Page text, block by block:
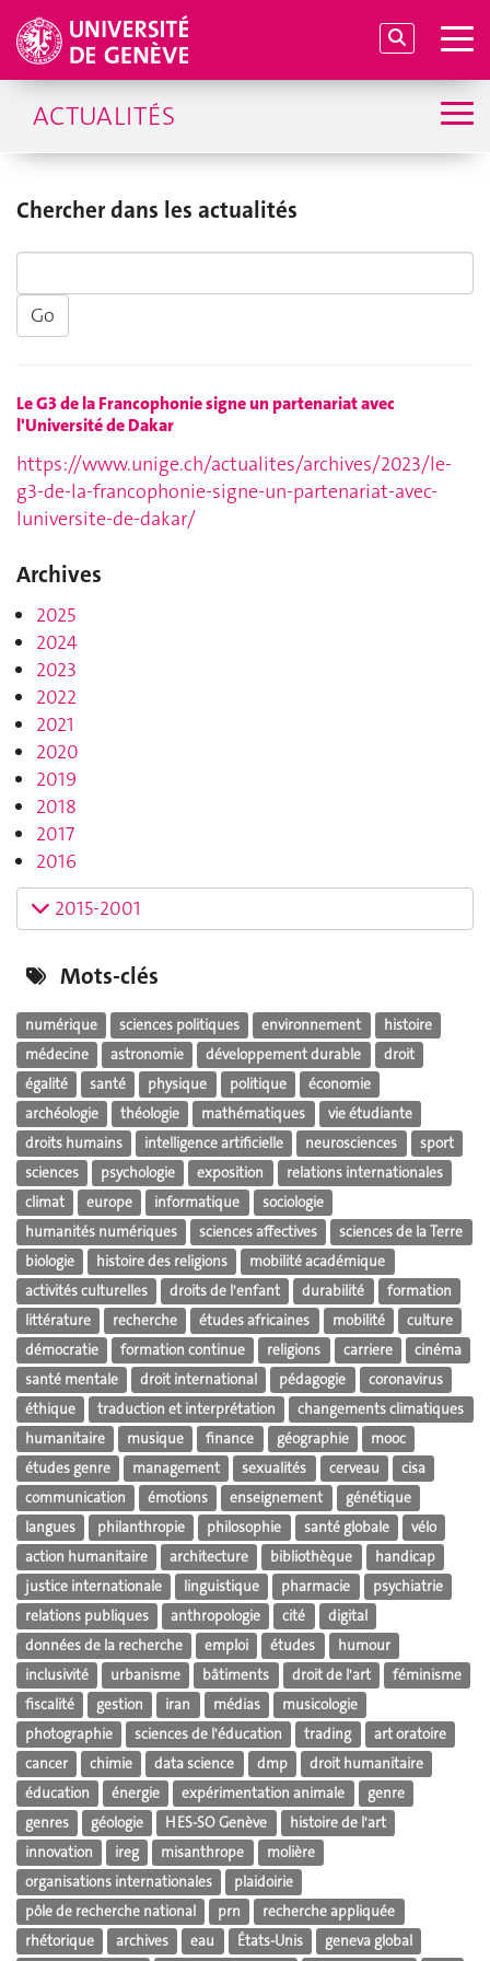
ACTUALITÉS
Chercher dans les actualités
Le G3 de la Francophonie signe un partenariat avec
l'Université de Dakar
https://www.unige.ch/actualites/archives/2023/le-
g3-de-la-francophonie-signe-un-partenariat-avec-
luniversite-de-dakar/
Archives
2025
2024
2023
2022
2021
2020
2019
2018
2017
2016
2015-2001
Mots-clés
numérique sciences politiques environnement
histoire
médecine
astronomie développement durable
droit
égalité
santé physique politique
économie
archéologie
théologie mathématiques
vie étudiante
droits humains
intelligence artificielle neurosciences
sport
sciences
psychologie exposition
relations internationales
climat
europe informatique
sociologie
humanités numériques
sciences affectives
sciences de la Terre
biologie
histoire des religions
mobilité académique
activités culturelles
droits de l'enfant durabilité
formation
littérature
recherche études africaines mobilité
culture
démocratie
formation continue religions carriere
cinéma
santé mentale
droit international pédagogie
coronavirus
éthique
traduction et interprétation
changements climatiques
humanitaire
musique finance géographie
mooc
études genre
management sexualités cerveau
cisa
communication
émotions enseignement
génétique
langues
philanthropie philosophie santé globale
vélo
action humanitaire
architecture bibliothèque
handicap
justice internationale
linguistique pharmacie
psychiatrie
relations publiques
anthropologie cité
digital
données de la recherche
emploi études
humour
inclusivité
urbanisme bâtiments droit de l'art
féminisme
fiscalité
gestion iran médias
musicologie
photographie
sciences de l'éducation trading
art oratoire
cancer
chimie data science dmp
droit humanitaire
éducation
énergie expérimentation animale
genre
genres
géologie HES-SO Genève
histoire de l'art
innovation
ireg misanthrope
molière
organisations internationales
plaidoirie
pôle de recherche national
prn
recherche appliquée
rhétorique
archives eau États-Unis
geneva global